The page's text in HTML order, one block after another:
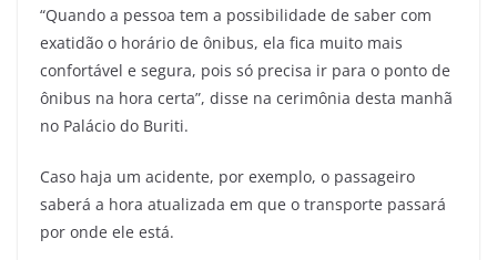
“Quando a pessoa tem a possibilidade de saber com
exatidão o horário de ônibus, ela fica muito mais
confortável e segura, pois só precisa ir para o ponto de
ônibus na hora certa”, disse na cerimônia desta manhã
no Palácio do Buriti.
Caso haja um acidente, por exemplo, o passageiro
saberá a hora atualizada em que o transporte passará
por onde ele está.